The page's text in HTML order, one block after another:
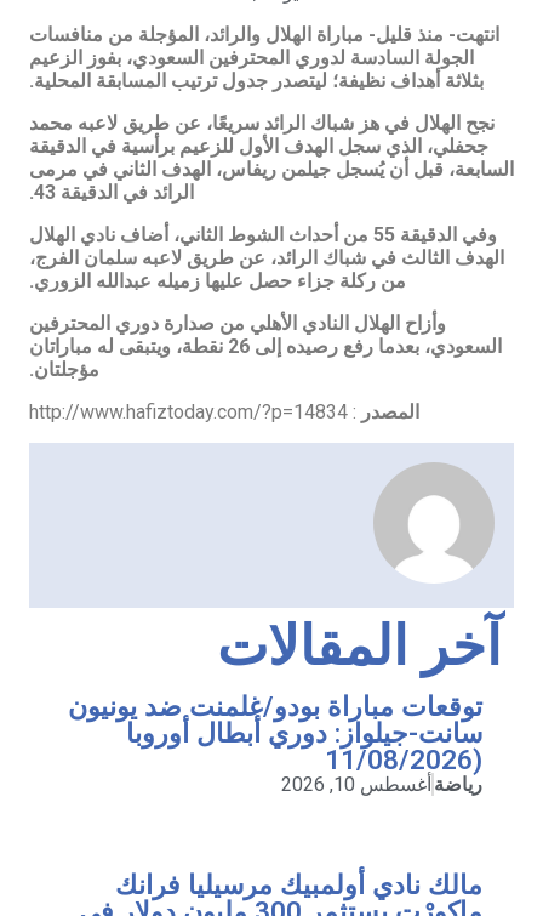
انتهت- منذ قليل- مباراة الهلال والرائد، المؤجلة من منافسات
الجولة السادسة لدوري المحترفين السعودي، بفوز الزعيم
بثلاثة أهداف نظيفة؛ ليتصدر جدول ترتيب المسابقة المحلية.
نجح الهلال في هز شباك الرائد سريعًا، عن طريق لاعبه محمد
جحفلي، الذي سجل الهدف الأول للزعيم برأسية في الدقيقة
السابعة، قبل أن يُسجل جيلمن ريفاس، الهدف الثاني في مرمى
الرائد في الدقيقة 43.
وفي الدقيقة 55 من أحداث الشوط الثاني، أضاف نادي الهلال
الهدف الثالث في شباك الرائد، عن طريق لاعبه سلمان الفرج،
من ركلة جزاء حصل عليها زميله عبدالله الزوري.
وأزاح الهلال النادي الأهلي من صدارة دوري المحترفين
السعودي، بعدما رفع رصيده إلى 26 نقطة، ويتبقى له مباراتان
مؤجلتان.
المصدر : http://www.hafiztoday.com/?p=14834
آخر المقالات
توقعات مباراة بودو/غلمنت ضد يونيون
سانت-جيلواز: دوري أبطال أوروبا
(11/08/2026
رياضة أغسطس 10, 2026
مالك نادي أولمبيك مرسيليا فرانك